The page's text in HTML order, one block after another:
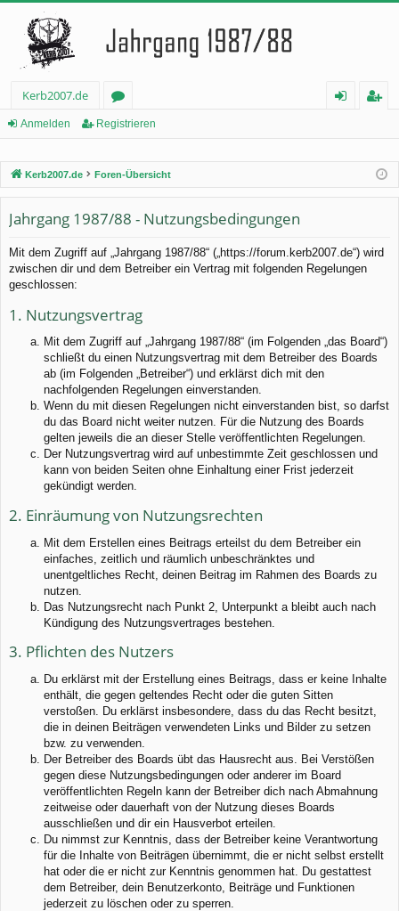
Kerb2007.de
or
rie
Anmelden Registrieren
Kerb2007.de Foren-Übersicht
Jahrgang 1987/88 - Nutzungsbedingungen
Mit dem Zugriff auf „Jahrgang 1987/88“ („https://forum.kerb2007.de“) wird
zwischen dir und dem Betreiber ein Vertrag mit folgenden Regelungen
geschlossen:
1. Nutzungsvertrag
Mit dem Zugriff auf „Jahrgang 1987/88“ (im Folgenden „das Board“)
schließt du einen Nutzungsvertrag mit dem Betreiber des Boards
ab (im Folgenden „Betreiber“) und erklärst dich mit den
nachfolgenden Regelungen einverstanden.
Wenn du mit diesen Regelungen nicht einverstanden bist, so darfst
du das Board nicht weiter nutzen. Für die Nutzung des Boards
gelten jeweils die an dieser Stelle veröffentlichten Regelungen.
Der Nutzungsvertrag wird auf unbestimmte Zeit geschlossen und
kann von beiden Seiten ohne Einhaltung einer Frist jederzeit
gekündigt werden.
2. Einräumung von Nutzungsrechten
Mit dem Erstellen eines Beitrags erteilst du dem Betreiber ein
einfaches, zeitlich und räumlich unbeschränktes und
unentgeltliches Recht, deinen Beitrag im Rahmen des Boards zu
nutzen.
Das Nutzungsrecht nach Punkt 2, Unterpunkt a bleibt auch nach
Kündigung des Nutzungsvertrages bestehen.
3. Pflichten des Nutzers
Du erklärst mit der Erstellung eines Beitrags, dass er keine Inhalte
enthält, die gegen geltendes Recht oder die guten Sitten
verstoßen. Du erklärst insbesondere, dass du das Recht besitzt,
die in deinen Beiträgen verwendeten Links und Bilder zu setzen
bzw. zu verwenden.
Der Betreiber des Boards übt das Hausrecht aus. Bei Verstößen
gegen diese Nutzungsbedingungen oder anderer im Board
veröffentlichten Regeln kann der Betreiber dich nach Abmahnung
zeitweise oder dauerhaft von der Nutzung dieses Boards
ausschließen und dir ein Hausverbot erteilen.
Du nimmst zur Kenntnis, dass der Betreiber keine Verantwortung
für die Inhalte von Beiträgen übernimmt, die er nicht selbst erstellt
hat oder die er nicht zur Kenntnis genommen hat. Du gestattest
dem Betreiber, dein Benutzerkonto, Beiträge und Funktionen
jederzeit zu löschen oder zu sperren.